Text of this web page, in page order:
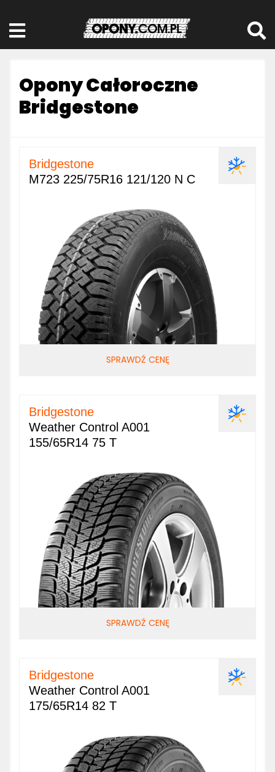
Opony Całoroczne
Bridgestone
Bridgestone
M723 225/75R16 121/120 N C
SPRAWDŹ CENĘ
Bridgestone
Weather Control A001
155/65R14 75 T
SPRAWDŹ CENĘ
Bridgestone
Weather Control A001
175/65R14 82 T